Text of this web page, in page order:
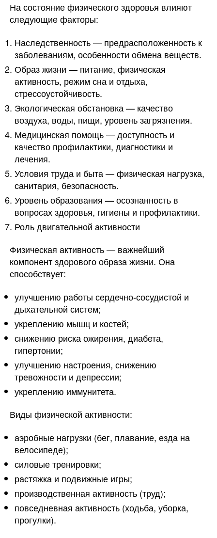
На состояние физического здоровья влияют
следующие факторы:
Наследственность — предрасположенность к
заболеваниям, особенности обмена веществ.
Образ жизни — питание, физическая
активность, режим сна и отдыха,
стрессоустойчивость.
Экологическая обстановка — качество
воздуха, воды, пищи, уровень загрязнения.
Медицинская помощь — доступность и
качество профилактики, диагностики и
лечения.
Условия труда и быта — физическая нагрузка,
санитария, безопасность.
Уровень образования — осознанность в
вопросах здоровья, гигиены и профилактики.
Роль двигательной активности
Физическая активность — важнейший
компонент здорового образа жизни. Она
способствует:
улучшению работы сердечно-сосудистой и
дыхательной систем;
укреплению мышц и костей;
снижению риска ожирения, диабета,
гипертонии;
улучшению настроения, снижению
тревожности и депрессии;
укреплению иммунитета.
Виды физической активности:
аэробные нагрузки (бег, плавание, езда на
велосипеде);
силовые тренировки;
растяжка и подвижные игры;
производственная активность (труд);
повседневная активность (ходьба, уборка,
прогулки).